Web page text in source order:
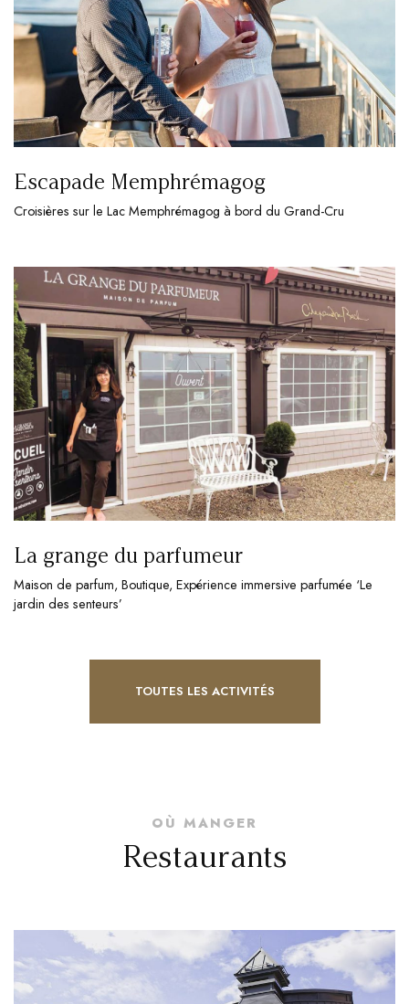
Escapade Memphrémagog
Croisières sur le Lac Memphrémagog à bord du Grand-Cru
La grange du parfumeur
Maison de parfum, Boutique, Expérience immersive parfumée ‘Le
jardin des senteurs’
TOUTES LES ACTIVITÉS
OÙ MANGER
Restaurants